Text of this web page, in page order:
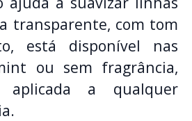
transparente, com tom
está disponível nas
ou sem fragrância,
aplicada a qualquer